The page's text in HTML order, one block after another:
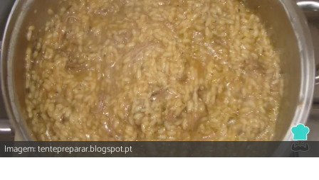
Imagem: tentepreparar.blogspot.pt